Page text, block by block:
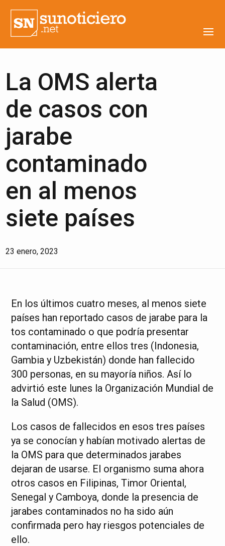
La OMS alerta
de casos con
jarabe
contaminado
en al menos
siete países
23 enero, 2023
En los últimos cuatro meses, al menos siete
países han reportado casos de jarabe para la
tos contaminado o que podría presentar
contaminación, entre ellos tres (Indonesia,
Gambia y Uzbekistán) donde han fallecido
300 personas, en su mayoría niños. Así lo
advirtió este lunes la Organización Mundial de
la Salud (OMS).
Los casos de fallecidos en esos tres países
ya se conocían y habían motivado alertas de
la OMS para que determinados jarabes
dejaran de usarse. El organismo suma ahora
otros casos en Filipinas, Timor Oriental,
Senegal y Camboya, donde la presencia de
jarabes contaminados no ha sido aún
confirmada pero hay riesgos potenciales de
ello.